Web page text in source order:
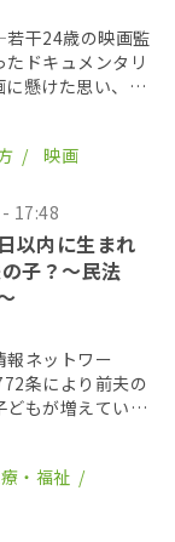
干24歳の映画監
ドキュメンタリ
懸けた思い、３
について […]
映画
17:48
以内に生まれ
子？～民法
ネットワー
により前夫の
もが増えている
・福祉